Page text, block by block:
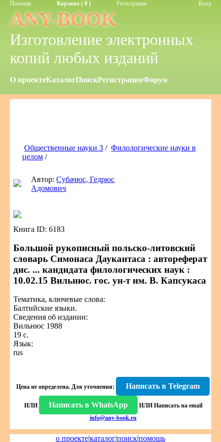
Помощь Корзина ( 0 ) Регистрация Вход
ANY-BOOK
Изготовление электронных
копий любых изданий
О проектеКаталогПоискРегистрацияФорум
Общественные науки 3 / Филологические науки в
целом /
Автор:Субачюс, Гедрюс
Адомович
Книга ID: 6183
Большой рукописный польско-литовский
словарь Симонаса Даукантаса : автореферат
дис. ... кандидата филологических наук :
10.02.15 Вильнюс. гос. ун-т им. В. Капсукаса
Тематика, ключевые слова:
Балтийские языки.
Сведения об издании:
Вильнюс 1988
19 с.
Язык:
rus
Цена не определена. Для уточнения: Написать в Telegram
ИЛИ Написать в WhatsApp ИЛИ Написать на email
info@any-book.ru
о проекте|каталог|поиск|помощь